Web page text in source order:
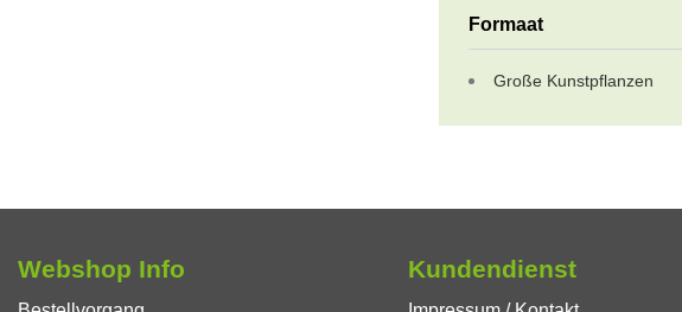
Formaat
Große Kunstpflanzen
Webshop Info Kundendienst